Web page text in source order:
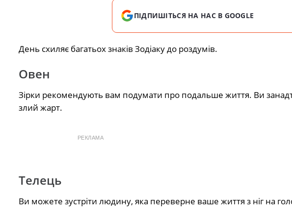
ПІДПИШІТЬСЯ НА НАС В GOOGLE
День схиляє багатьох знаків Зодіаку до роздумів.
Овен
Зірки рекомендують вам подумати про подальше життя. Ви
злий жарт.
РЕКЛАМА
Телець
Ви можете зустріти людину, яка переверне ваше життя з ніг на